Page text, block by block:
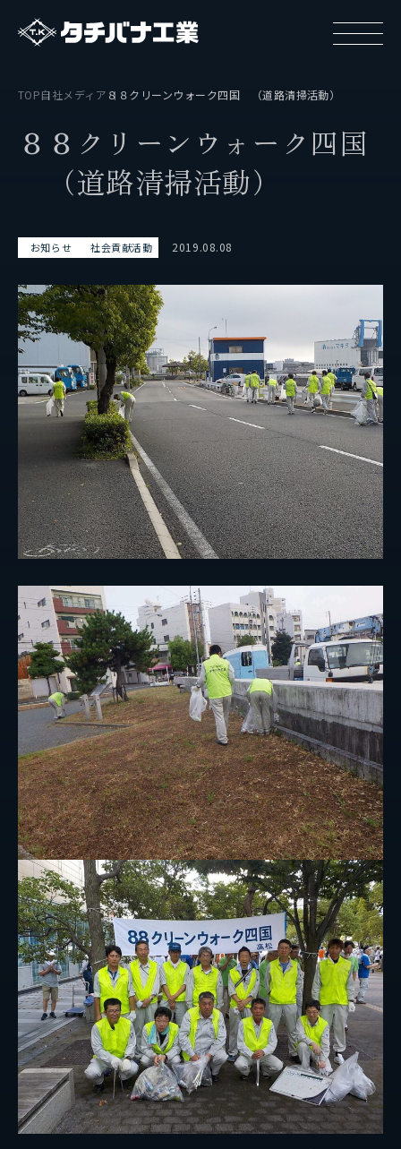
タチバナ工業の強み
タチバナ工業はやわかり
事業紹介
保有船舶
企業情報
会社概要
拠点情報
実績紹介
サステナビリティ
SDGsの取り組み
パートナーシップ構築宣言
社会貢献活動
お問い合わせ
自社メディア
採用情報
地元サポートチーム
TOP自社メディア ８８クリーンウォーク四国 （道路清掃活動）
８ ８ ク リ ー ン ウ ォ ー ク四国
（道路清掃活動）
お知らせ 社会貢献活動 2019.08.08